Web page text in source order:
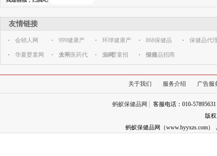
友情链接
会销人网 999健康产
业网
环球健康产
业网
868保健品
招商
保健品代
华夏婴童网 大千医药代 360婴童招 保健品招商
关于我们 服务介绍 广告服
蚂蚁保健品网
客服电话：010-
版
蚂蚁保健品网（www.hyyxzs.com